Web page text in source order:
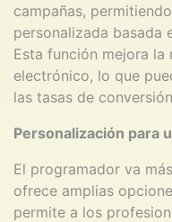
campañas,
personalizada basada
Esta función mejora
electrónico, lo que
las tasas de
Personalización para
El programador va
ofrece amplias
permite a los